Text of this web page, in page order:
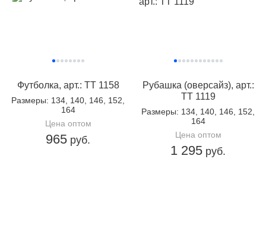
Футболка, арт.: TT 1158
Размеры: 134, 140, 146, 152,
164
Цена оптом
965 руб.
Рубашка (оверсайз), арт.:
TT 1119
Размеры: 134, 140, 146, 152,
164
Цена оптом
1 295 руб.